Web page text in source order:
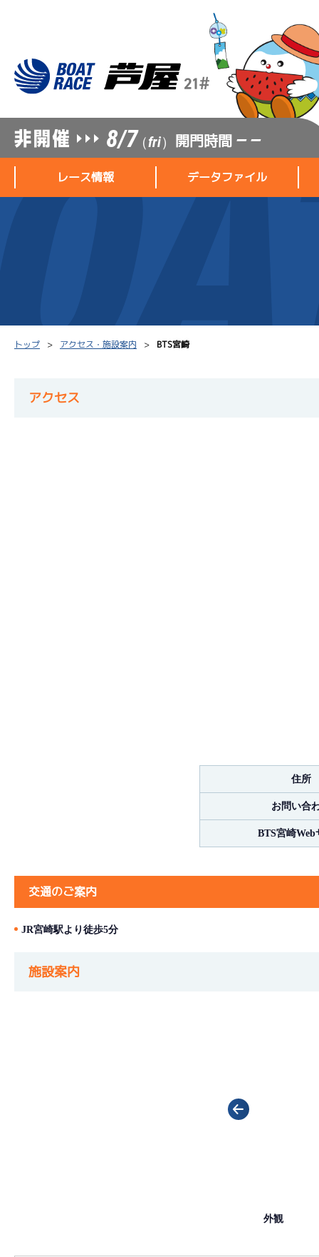
8/7（fri） 開門時間 — —
レース情報 データファイル
トップ アクセス・施設案内 BTS宮崎
アクセス
住所
お問い合
BTS宮崎Web
交通のご案内
JR宮崎駅より徒歩5分
施設案内
外観